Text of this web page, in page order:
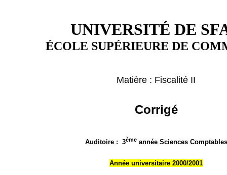
UNIVERSITÉ DE
ÉCOLE SUPÉRIEURE DE
Matière : Fiscalité II
Corrigé
Auditoire : 3èmeannée Sciences Comptables
Année universitaire 2000/2001